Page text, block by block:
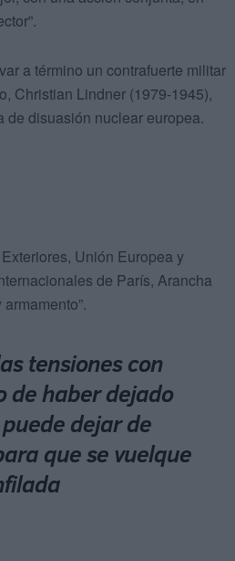
a término un contrafuerte militar
Christian Lindner (1979-1945),
de disuasión nuclear europea.
Unión Europea y
de París, Arancha
tensiones con
de haber dejado
dejar de
que se vuelque